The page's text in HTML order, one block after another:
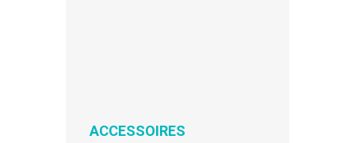
ACCESSOIRES